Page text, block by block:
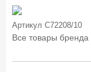
Артикул С72208/10
Все товары бренда